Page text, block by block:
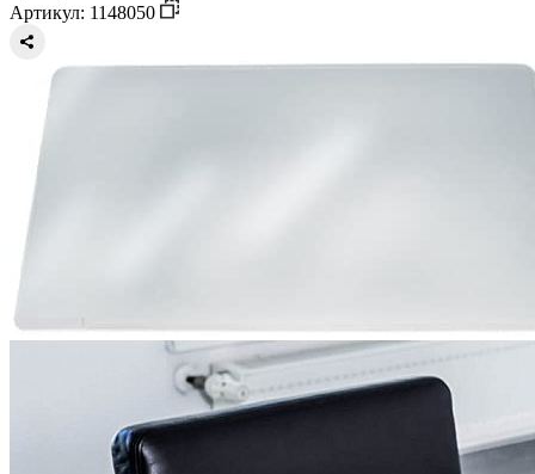
Артикул: 1148050